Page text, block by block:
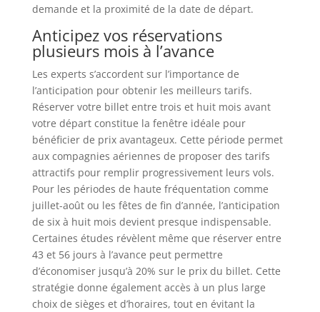
demande et la proximité de la date de départ.
Anticipez vos réservations
plusieurs mois à l’avance
Les experts s’accordent sur l’importance de
l’anticipation pour obtenir les meilleurs tarifs.
Réserver votre billet entre trois et huit mois avant
votre départ constitue la fenêtre idéale pour
bénéficier de prix avantageux. Cette période permet
aux compagnies aériennes de proposer des tarifs
attractifs pour remplir progressivement leurs vols.
Pour les périodes de haute fréquentation comme
juillet-août ou les fêtes de fin d’année, l’anticipation
de six à huit mois devient presque indispensable.
Certaines études révèlent même que réserver entre
43 et 56 jours à l’avance peut permettre
d’économiser jusqu’à 20% sur le prix du billet. Cette
stratégie donne également accès à un plus large
choix de sièges et d’horaires, tout en évitant la